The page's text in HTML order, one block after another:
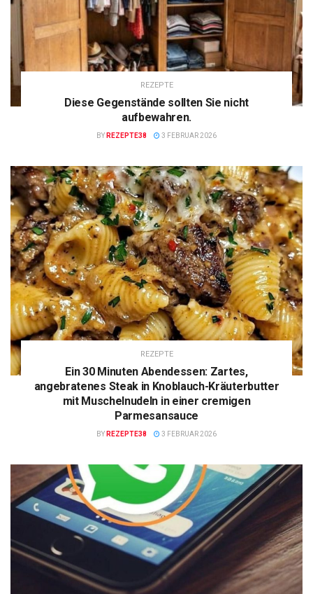
REZEPTE
Diese Gegenstände sollten Sie nicht
aufbewahren.
BY REZEPTE38 3 FEBRUAR 2026
REZEPTE
Ein 30 Minuten Abendessen: Zartes,
angebratenes Steak in Knoblauch-Kräuterbutter
mit Muschelnudeln in einer cremigen
Parmesansauce
BY REZEPTE38 3 FEBRUAR 2026